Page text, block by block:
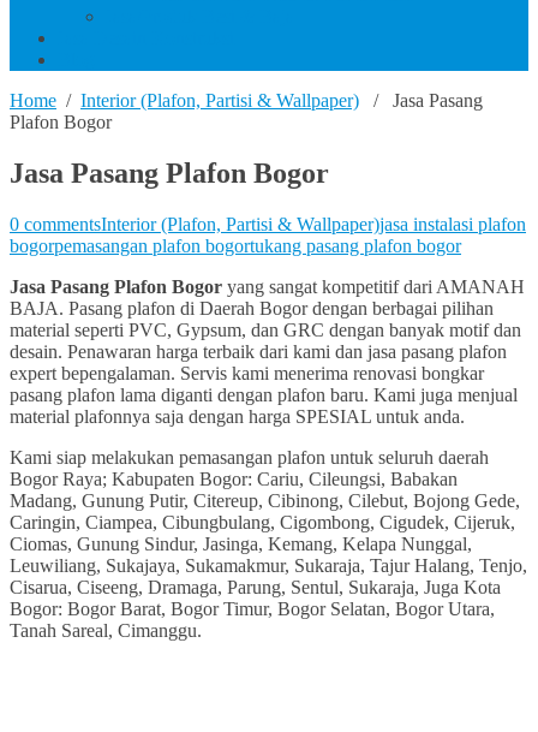
Home / Interior (Plafon, Partisi & Wallpaper) / Jasa Pasang
Plafon Bogor
Jasa Pasang Plafon Bogor
0 commentsInterior (Plafon, Partisi & Wallpaper)jasa instalasi plafon
bogorpemasangan plafon bogortukang pasang plafon bogor
Jasa Pasang Plafon Bogor yang sangat kompetitif dari AMANAH
BAJA. Pasang plafon di Daerah Bogor dengan berbagai pilihan
material seperti PVC, Gypsum, dan GRC dengan banyak motif dan
desain. Penawaran harga terbaik dari kami dan jasa pasang plafon
expert bepengalaman. Servis kami menerima renovasi bongkar
pasang plafon lama diganti dengan plafon baru. Kami juga menjual
material plafonnya saja dengan harga SPESIAL untuk anda.
Kami siap melakukan pemasangan plafon untuk seluruh daerah
Bogor Raya; Kabupaten Bogor: Cariu, Cileungsi, Babakan
Madang, Gunung Putir, Citereup, Cibinong, Cilebut, Bojong Gede,
Caringin, Ciampea, Cibungbulang, Cigombong, Cigudek, Cijeruk,
Ciomas, Gunung Sindur, Jasinga, Kemang, Kelapa Nunggal,
Leuwiliang, Sukajaya, Sukamakmur, Sukaraja, Tajur Halang, Tenjo,
Cisarua, Ciseeng, Dramaga, Parung, Sentul, Sukaraja, Juga Kota
Bogor: Bogor Barat, Bogor Timur, Bogor Selatan, Bogor Utara,
Tanah Sareal, Cimanggu.